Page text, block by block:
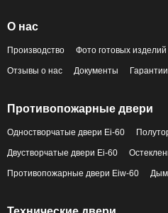
О нас
Производство Фото готовых изделий
Отзывы о нас Документы Гарантии
Противопожарные двери
Одностворчатые двери Ei-60
Двустворчатые двери Ei-60
Противопожарные двери Eiw-60